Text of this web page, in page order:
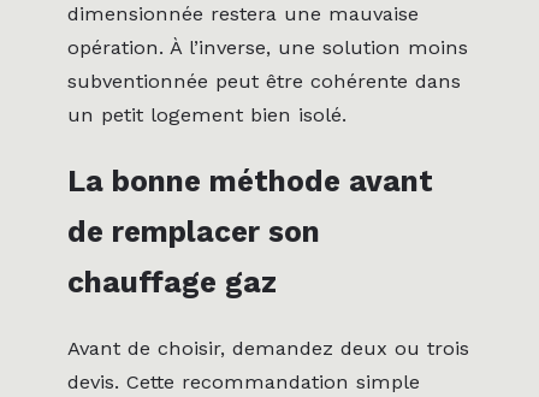
dimensionnée restera une mauvaise
opération. À l’inverse, une solution moins
subventionnée peut être cohérente dans
un petit logement bien isolé.
La bonne méthode avant
de remplacer son
chauffage gaz
Avant de choisir, demandez deux ou trois
devis. Cette recommandation simple